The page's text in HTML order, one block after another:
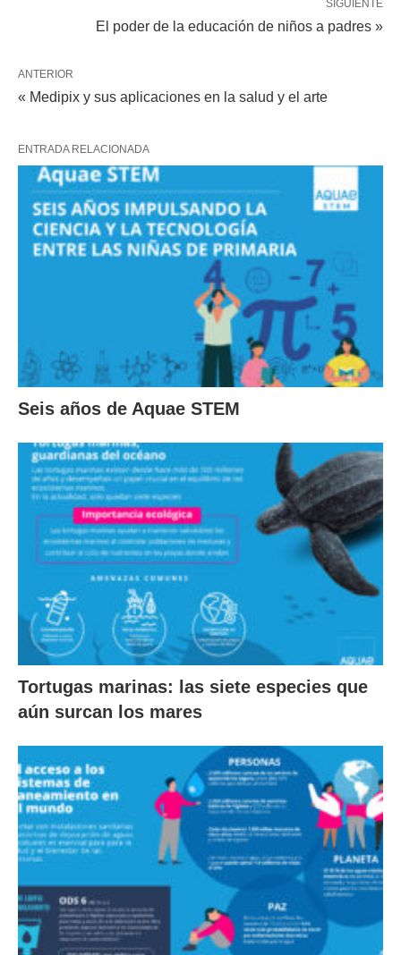
SIGUIENTE
El poder de la educación de niños a padres »
ANTERIOR
« Medipix y sus aplicaciones en la salud y el arte
ENTRADA RELACIONADA
Seis años de Aquae STEM
Tortugas marinas: las siete especies que
aún surcan los mares